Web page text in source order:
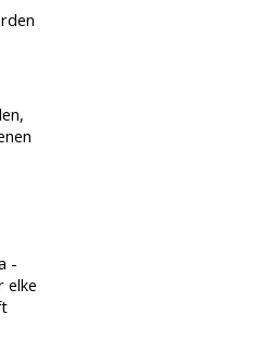
-
elke